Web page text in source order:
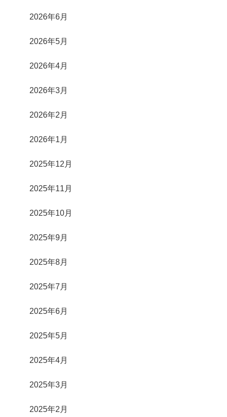
2026年6月
2026年5月
2026年4月
2026年3月
2026年2月
2026年1月
2025年12月
2025年11月
2025年10月
2025年9月
2025年8月
2025年7月
2025年6月
2025年5月
2025年4月
2025年3月
2025年2月